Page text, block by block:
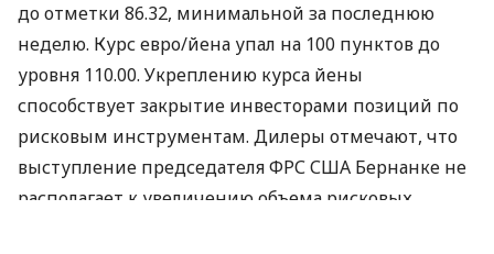
до отметки 86.32, минимальной за последнюю
неделю. Курс евро/йена упал на 100 пунктов до
уровня 110.00. Укреплению курса йены
способствует закрытие инвесторами позиций по
рисковым инструментам. Дилеры отмечают, что
выступление председателя ФРС США Бернанке не
располагает к увеличению объема рисковых